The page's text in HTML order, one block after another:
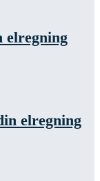
elregning
elregning